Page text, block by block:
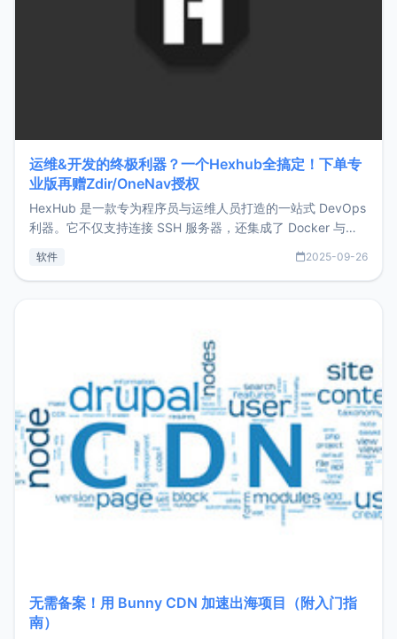
运维&开发的终极利器？一个Hexhub全搞定！下单专
业版再赠Zdir/OneNav授权
HexHub 是一款专为程序员与运维人员打造的一站式 DevOps
利器。它不仅支持连接 SSH 服务器，还集成了 Docker 与常
件间频繁切换，仅凭 HexHub 即可同时搞定运维与数据库操
软件 2025-09-26
无需备案！用 Bunny CDN 加速出海项目（附入门指
南）